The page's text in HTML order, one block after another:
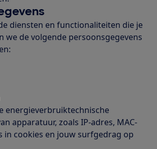
diensten en functionaliteiten die je
we de volgende persoonsgegevens
energieverbruiktechnische
apparatuur, zoals IP-adres, MAC-
in cookies en jouw surfgedrag op